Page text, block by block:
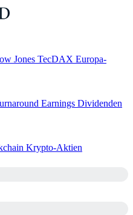
Jones TecDAX Europa-
Earnings Dividenden
Krypto-Aktien